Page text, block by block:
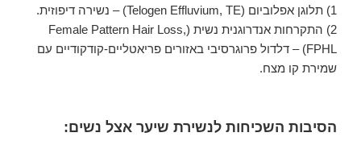
1) תלוגן אפלוביום (Telogen Effluvium, TE) – נשירה דיפוזית.
2) התקרחות אנדרוגנית נשית (Female Pattern Hair Loss,
FPHL) – דלדול פרוגרסיבי באזורים פריאטליים-קודקודיים עם
שמירת קו מצח.
הסיבות השכיחות לנשירת שיער אצל נשים: